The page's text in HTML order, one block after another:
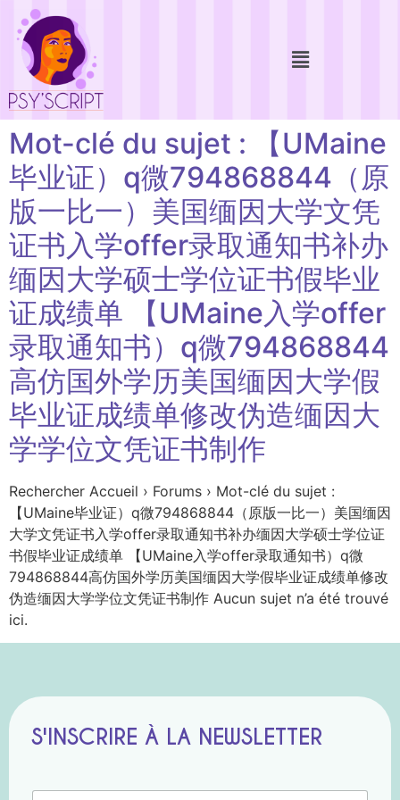
Mot-clé du sujet : 【UMaine
毕业证）q微794868844（原
版一比一）美国缅因大学文凭
证书入学offer录取通知书补办
缅因大学硕士学位证书假毕业
证成绩单 【UMaine入学offer
录取通知书）q微794868844
高仿国外学历美国缅因大学假
毕业证成绩单修改伪造缅因大
学学位文凭证书制作
Rechercher Accueil › Forums › Mot-clé du sujet :
【UMaine毕业证）q微794868844（原版一比一）美国缅因
大学文凭证书入学offer录取通知书补办缅因大学硕士学位证
书假毕业证成绩单 【UMaine入学offer录取通知书）q微
794868844高仿国外学历美国缅因大学假毕业证成绩单修改
伪造缅因大学学位文凭证书制作 Aucun sujet n’a été trouvé
ici.
S'INSCRIRE À LA NEWSLETTER